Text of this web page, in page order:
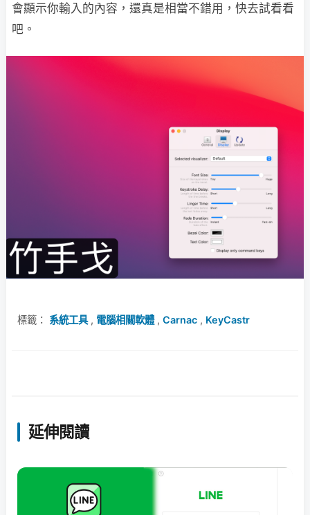
會顯示你輸入的內容，還真是相當不錯用，快去試看看
吧。
標籤： 系統工具, 電腦相關軟體, Carnac , KeyCastr
延伸閱讀